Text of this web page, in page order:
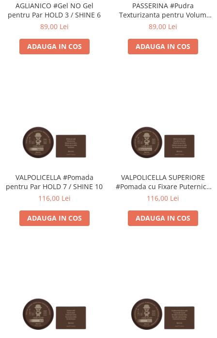
AGLIANICO #Gel NO Gel
pentru Par HOLD 3 / SHINE 6
89,00 Lei
ADAUGA IN COS
PASSERINA #Pudra
Texturizanta pentru Volum
HOLD 4 / SHINE 0
89,00 Lei
ADAUGA IN COS
VALPOLICELLA #Pomada
pentru Par HOLD 7 / SHINE 10
116,00 Lei
ADAUGA IN COS
VALPOLICELLA SUPERIORE
#Pomada cu Fixare Puternica
HOLD 10 / SHINE 10
116,00 Lei
ADAUGA IN COS